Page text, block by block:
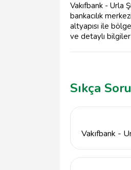
Vakıfbank - Urla
bankacılık
altyapısı ile
ve detaylı bilgiler
Sıkça
Vakıfbank -